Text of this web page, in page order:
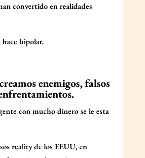
convertido en realidades
hace bipolar.
enemigos, falsos
con mucho dinero se le esta
reality de los EEUU, en